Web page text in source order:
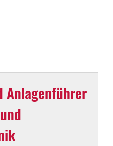
Anlagenführer